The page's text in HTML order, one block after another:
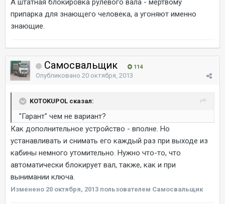
А штатная блокировка рулевого вала - мертвому
припарка для знающего человека, а угоняют именно
знающие.
Самосвальщик 114
Опубликовано 20 октября, 2013
KOTOKUPOL сказал:
"Гарант" чем не вариант?
Как дополнительное устройство - вполне. Но
устанавливать и снимать его каждый раз при выходе из
кабины немного утомительно. Нужно что-то, что
автоматически блокирует вал, также, как и при
вынимании ключа.
Изменено 20 октября, 2013 пользователем Самосвальщик